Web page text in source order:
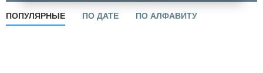
ПОПУЛЯРНЫЕ ПО ДАТЕ ПО АЛФАВИТУ